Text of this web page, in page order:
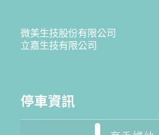
微美生技股份有限公司
立嘉生技有限公司
停車資訊